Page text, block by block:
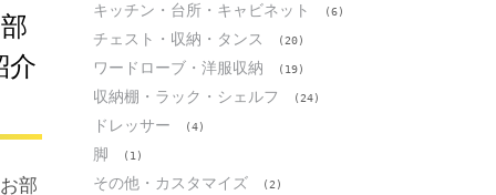
介
部
キッチン・台所・キャビネット (6)
チェスト・収納・タンス (20)
ワードローブ・洋服収納 (19)
収納棚・ラック・シェルフ (24)
ドレッサー (4)
脚 (1)
その他・カスタマイズ (2)